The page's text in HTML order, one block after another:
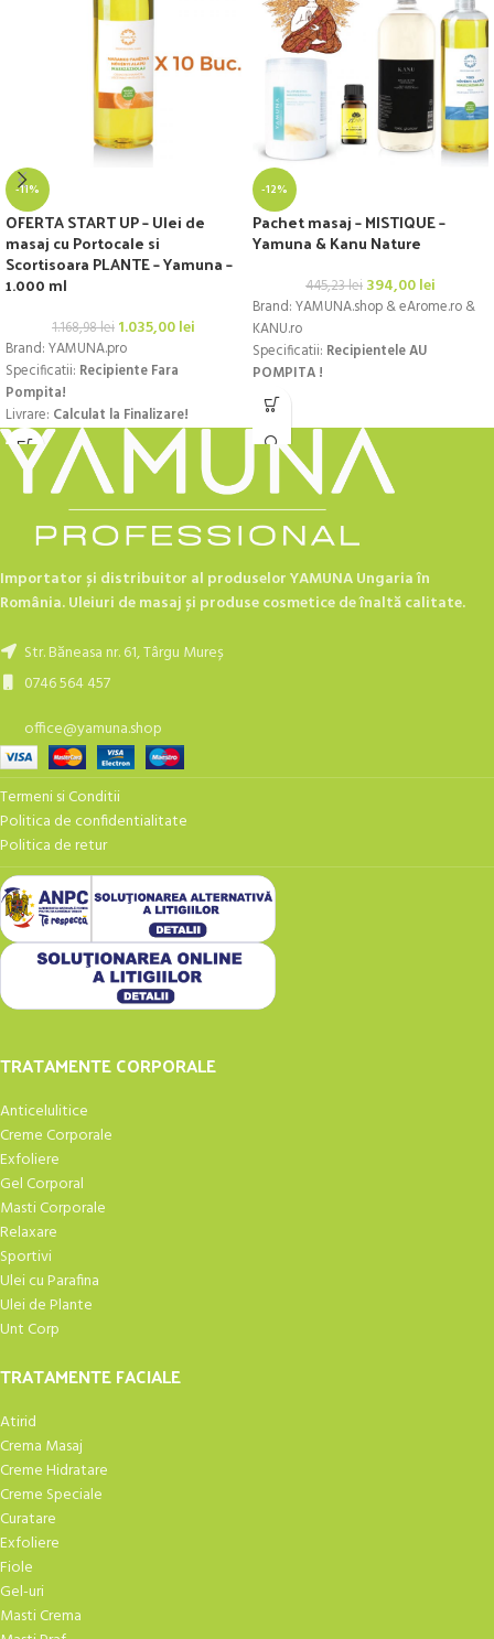
-11%
OFERTA START UP – Ulei de
masaj cu Portocale si
Scortisoara PLANTE – Yamuna –
1.000 ml
1.168,98lei 1.035,00lei
Brand: YAMUNA.pro
Specificatii: Recipiente Fara
Pompita!
Livrare: Calculat la Finalizare!
Recipientele NU au pompita!
Poate fi achizitionata aici:
CLICK!!!
-12%
Pachet masaj – MISTIQUE –
Yamuna & Kanu Nature
445,23lei 394,00lei
Brand: YAMUNA.shop & eArome.ro &
KANU.ro
Specificatii: Recipientele AU
POMPITA !
Livrare:
Importator și distribuitor al produselor YAMUNA Ungaria în
România. Uleiuri de masaj și produse cosmetice de înaltă calitate.
Str. Băneasa nr. 61, Târgu Mureș
0746 564 457
office@yamuna.shop
Termeni si Conditii
Politica de confidentialitate
Politica de retur
TRATAMENTE CORPORALE
Anticelulitice
Creme Corporale
Exfoliere
Gel Corporal
Masti Corporale
Relaxare
Sportivi
Ulei cu Parafina
Ulei de Plante
Unt Corp
TRATAMENTE FACIALE
Atirid
Crema Masaj
Creme Hidratare
Creme Speciale
Curatare
Exfoliere
Fiole
Gel-uri
Masti Crema